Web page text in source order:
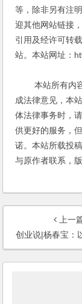
等，除非另有注
迎其他网站链接
引用及经许可转
站。本站网址：
本站所有内容
成法律意见，本
体法律事务时，
供更好的服务，
诺。本站所载投
与原作者联系，
上一
创业说|杨春宝：以法律为桥，